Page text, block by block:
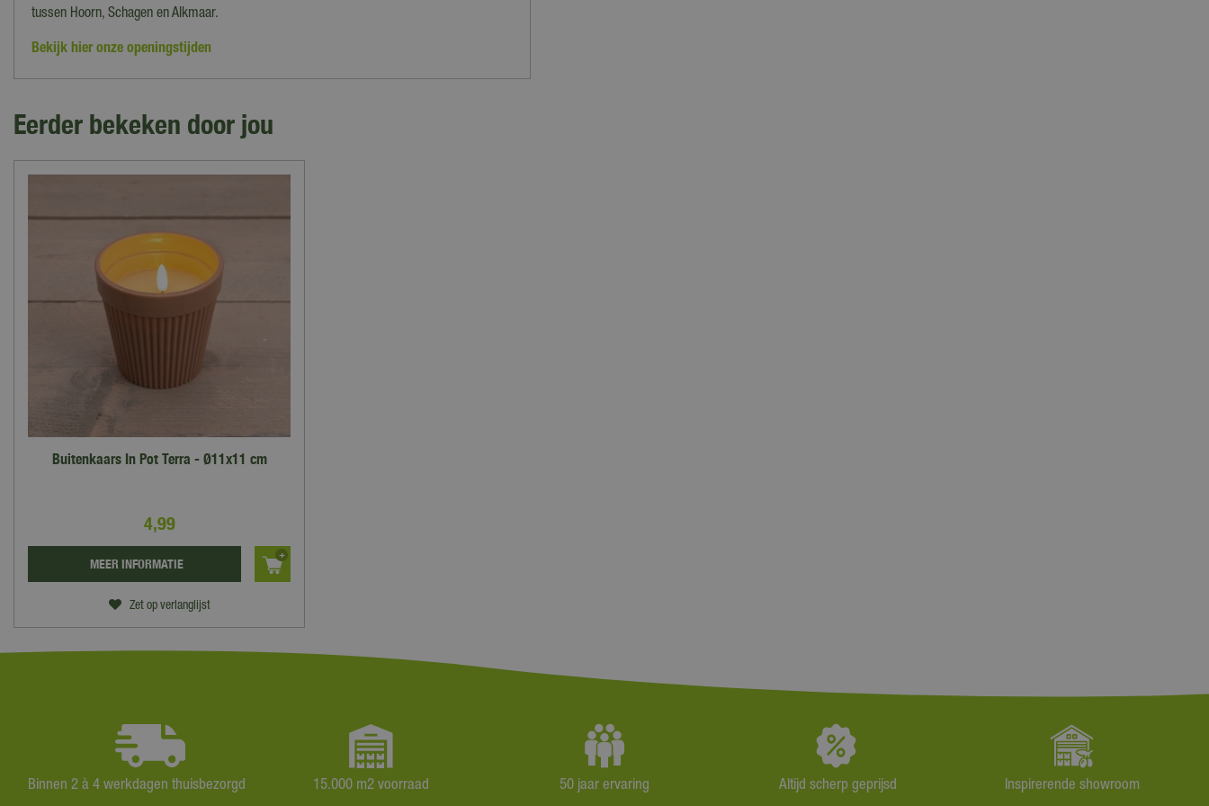
tussen Hoorn, Schagen en Alkmaar.
Bekijk hier onze openingstijden
Eerder bekeken door jou
Buitenkaars In Pot Terra - Ø11x11 cm
4,99
Zet op verlanglijst
MEER INFORMATIE
Binnen 2 à 4 werkdagen thuisbezorgd 15.000 m2 voorraad 50 jaar ervaring Altijd scherp geprijsd Inspirerende showroom